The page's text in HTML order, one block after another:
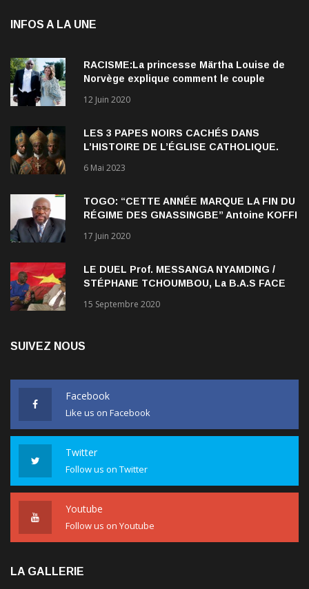
INFOS A LA UNE
RACISME:La princesse Märtha Louise de
Norvège explique comment le couple
Verrett lui a ouvert les yeux sur le racisme
12 Juin 2020
LES 3 PAPES NOIRS CACHÉS DANS
L’HISTOIRE DE L’ÉGLISE CATHOLIQUE.
6 Mai 2023
TOGO: “CETTE ANNÉE MARQUE LA FIN DU
RÉGIME DES GNASSINGBE” Antoine KOFFI
17 Juin 2020
LE DUEL Prof. MESSANGA NYAMDING /
STÉPHANE TCHOUMBOU, La B.A.S FACE
15 Septembre 2020
SUIVEZ NOUS
Facebook
Like us on Facebook
Twitter
Follow us on Twitter
Youtube
Follow us on Youtube
LA GALLERIE